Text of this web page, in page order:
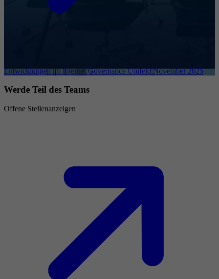
Entwicklungen im Internet Governance Umfeld November 2025
Werde Teil des Teams
Offene Stellenanzeigen